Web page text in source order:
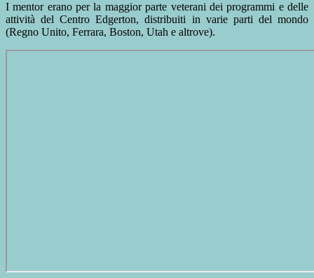
I mentor erano per la maggior parte veterani dei programmi e delle
attività del Centro Edgerton, distribuiti in varie parti del mondo
(Regno Unito, Ferrara, Boston, Utah e altrove).